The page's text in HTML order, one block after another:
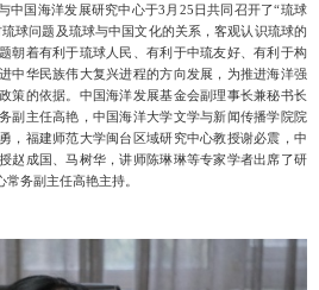
中国海洋发展研究中心于3 月 25 日共同召开了“琉球
球问题及琉球与中国文化的关系，客观认识琉球的
朝着有利于琉球人民、有利于中琉友好、有利于构
中华民族伟大复兴进程的方向发展，为推进海洋强
策的依据。中国海洋发展基金会副理事长兼秘书长
副主任高艳，中国海洋大学文学与新闻传播学院院
，福建师范大学闽台区域研究中心教授谢必震，中
赵成国、马树华，讲师陈琳琳等专家学者出席了研
务副主任高艳主持。